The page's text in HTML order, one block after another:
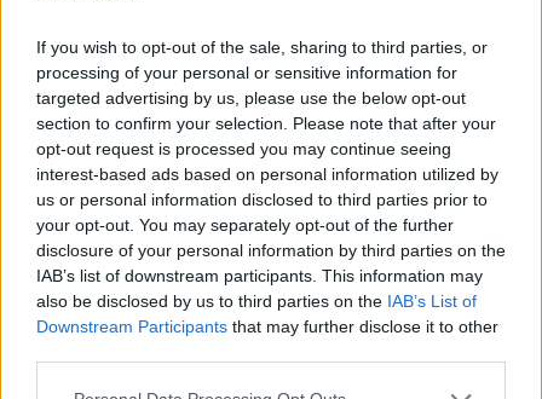
If you wish to opt-out of the sale, sharing to third parties, or
processing of your personal or sensitive information for
targeted advertising by us, please use the below opt-out
section to confirm your selection. Please note that after your
opt-out request is processed you may continue seeing
interest-based ads based on personal information utilized by
us or personal information disclosed to third parties prior to
your opt-out. You may separately opt-out of the further
disclosure of your personal information by third parties on the
IAB’s list of downstream participants. This information may
also be disclosed by us to third parties on the IAB’s List of
Downstream Participants that may further disclose it to other
Ταχύτερα και αυστηρότερα: Το νέο ψηφιακό καθεστώς της ΑΑΔΕ για
τα ανασφάλιστα οχήματα
Όμιλος ΔΕΗ: Νέα συμφωνία για
χαρτοφυλάκιο έργων ΑΠΕ άνω
των 2 GW σε Πολωνία και
Ουγγαρία
Τουρισμός για Όλους: Kατάθεση
αιτήσεων ανεξάρτητα από το
τελευταίο ψηφίο του ΑΦΜ